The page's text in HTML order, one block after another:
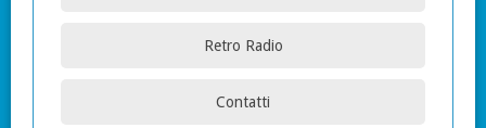
Retro Radio
Contatti